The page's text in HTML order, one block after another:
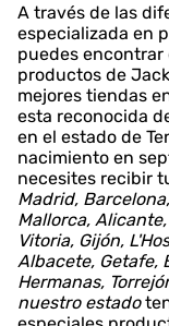
A través de las
especializada en
puedes encontrar
productos de
mejores tiendas
esta reconocida
en el estado de
nacimiento en
necesites recibir
Madrid,
Mallorca,
Vitoria, Gijón,
Albacete, Getafe,
Hermanas,
nuestro estado